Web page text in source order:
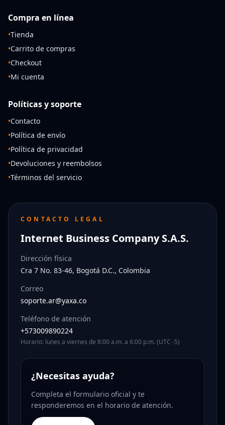
Compra en línea
•Tienda
•Carrito de compras
•Checkout
•Mi cuenta
Políticas y soporte
•Contacto
•Política de envío
•Política de privacidad
•Devoluciones y reembolsos
•Términos del servicio
CONTACTO LEGAL
Internet Business Company S.A.S.
Dirección física
Cra 7 No. 83-46, Bogotá D.C., Colombia
Correo
soporte.ar@yaxa.co
Teléfono de atención
+573009890224
Horario: lunes a viernes de 8:00 a.m. a 6:00 p.m. (UTC -5)
¿Necesitas ayuda?
Completa el formulario oficial y te
responderemos en el horario de atención.